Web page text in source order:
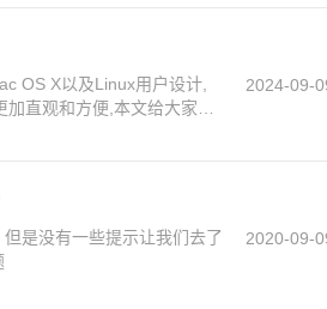
OS X以及Linux用户设计,
直观和方便,本文给大家介
2024-09-
是没有一些提示让我们去了
2020-09-